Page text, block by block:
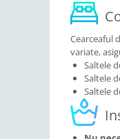
Cearceaful
variate,
Saltele
Saltele
Saltele